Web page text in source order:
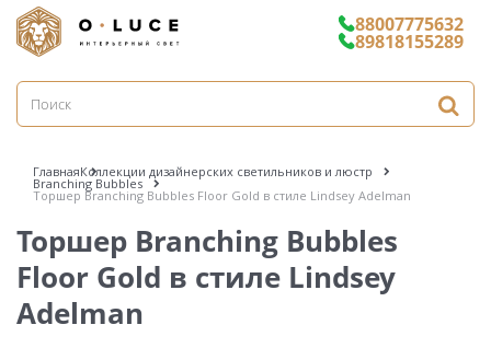
88007775632
89818155289
ГлавнаяКоллекции дизайнерских светильников и люстр
Branching Bubbles
Торшер Branching Bubbles Floor Gold в стиле Lindsey Adelman
Торшер Branching Bubbles
Floor Gold в стиле Lindsey
Adelman